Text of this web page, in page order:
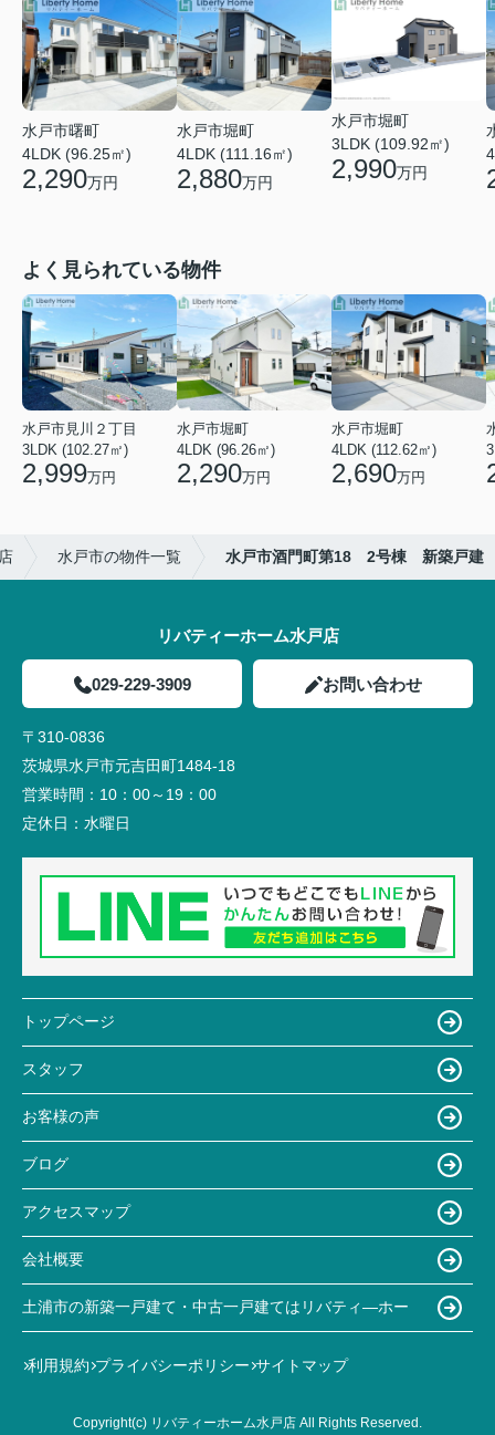
水戸市曙町
4LDK (96.25㎡)
2,290万円
水戸市堀町
4LDK (111.16㎡)
2,880万円
水戸市堀町
3LDK (109.92㎡)
2,990万円
よく見られている物件
水戸市見川２丁目
3LDK (102.27㎡)
2,999万円
水戸市堀町
4LDK (96.26㎡)
2,290万円
水戸市堀町
4LDK (112.62㎡)
2,690万円
水戸市の物件一覧 水戸市酒門町第18 2号棟 新築戸建
リバティーホーム水戸店
029-229-3909 お問い合わせ
〒310-0836
茨城県水戸市元吉田町1484-18
営業時間： 10：00～19：00
定休日： 水曜日
トップページ
スタッフ
お客様の声
ブログ
アクセスマップ
会社概要
土浦市の新築一戸建て・中古一戸建てはリバティ―ホー
利用規約 プライバシーポリシー サイトマップ
Copyright(c) リバティーホーム水戸店 All Rights Reserved.